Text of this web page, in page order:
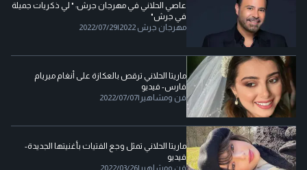
عاصي الحلاني في مهرجان جرش: " لي ذكريات جميلة
في جرش"
مهرجان جرش 2022
|
2022/07/29
ماريتا الحلاني ترقص بالعكازة على أنغام ميريام
فارس- فيديو
فن ومشاهير |
2022/07/07
ماريتا الحلاني تمثل وجع الفتيات بأغنيتها الجديدة-
فيديو
فن ومشاهير |
2022/03/26